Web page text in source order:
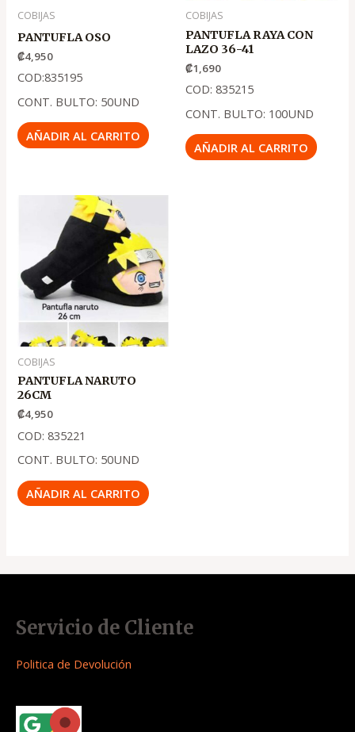
COBIJAS
PANTUFLA OSO
₡4,950
COD:835195
CONT. BULTO: 50UND
AÑADIR AL CARRITO
COBIJAS
PANTUFLA RAYA CON
LAZO 36-41
₡1,690
COD: 835215
CONT. BULTO: 100UND
AÑADIR AL CARRITO
COBIJAS
PANTUFLA NARUTO
26CM
₡4,950
COD: 835221
CONT. BULTO: 50UND
AÑADIR AL CARRITO
Servicio de Cliente
Politica de Devolución